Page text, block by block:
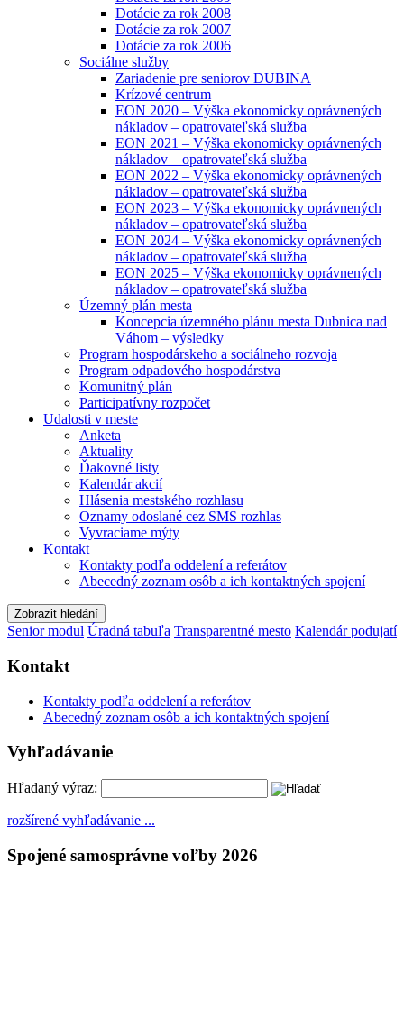
Dotácie za rok 2008
Dotácie za rok 2007
Dotácie za rok 2006
Sociálne služby
Zariadenie pre seniorov DUBINA
Krízové centrum
EON 2020 – Výška ekonomicky oprávnených
nákladov – opatrovateľská služba
EON 2021 – Výška ekonomicky oprávnených
nákladov – opatrovateľská služba
EON 2022 – Výška ekonomicky oprávnených
nákladov – opatrovateľská služba
EON 2023 – Výška ekonomicky oprávnených
nákladov – opatrovateľská služba
EON 2024 – Výška ekonomicky oprávnených
nákladov – opatrovateľská služba
EON 2025 – Výška ekonomicky oprávnených
nákladov – opatrovateľská služba
Územný plán mesta
Koncepcia územného plánu mesta Dubnica nad
Váhom – výsledky
Program hospodárskeho a sociálneho rozvoja
Program odpadového hospodárstva
Komunitný plán
Participatívny rozpočet
Udalosti v meste
Anketa
Aktuality
Ďakovné listy
Kalendár akcií
Hlásenia mestského rozhlasu
Oznamy odoslané cez SMS rozhlas
Vyvraciame mýty
Kontakt
Kontakty podľa oddelení a referátov
Abecedný zoznam osôb a ich kontaktných spojení
Zobrazit hledání
Senior modul Úradná tabuľa Transparentné mesto Kalendár podujatí
Kontakt
Kontakty podľa oddelení a referátov
Abecedný zoznam osôb a ich kontaktných spojení
Vyhľadávanie
Hľadaný výraz:
rozšírené vyhľadávanie ...
Spojené samosprávne voľby 2026